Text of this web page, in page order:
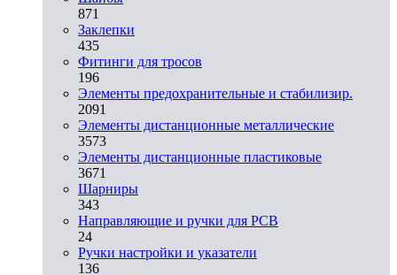
871
Заклепки
435
Фитинги для тросов
196
Элементы предохранительные и стабилизир.
2091
Элементы дистанционные металлические
3573
Элементы дистанционные пластиковые
3671
Шарниры
343
Направляющие и ручки для PCB
24
Ручки настройки и указатели
136